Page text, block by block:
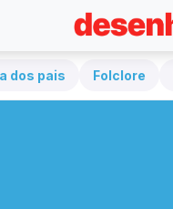
dos pais Folclore